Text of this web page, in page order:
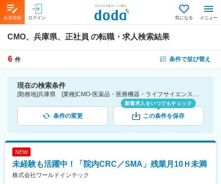
会員登録 ログイン 気になる メニュー
CMO、兵庫県、正社員 の転職・求人検索結果
6 件 条件で並び替え
現在の検索条件
[勤務地]兵庫県 [業種]CMO-医薬品・医療機器・ライフサイエンス・医療系サービス [雇用形態]正社員
条件の変更
新着求人をいつでもチェック
この条件を保存
NEW
未経験も活躍中！「院内CRC／SMA」残業月10Ｈ未満
株式会社ワールドインテック